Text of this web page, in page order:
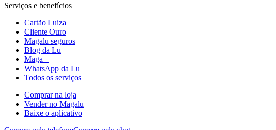
Serviços e benefícios
Cartão Luiza
Cliente Ouro
Magalu seguros
Blog da Lu
Maga +
WhatsApp da Lu
Todos os serviços
Comprar na loja
Vender no Magalu
Baixe o aplicativo